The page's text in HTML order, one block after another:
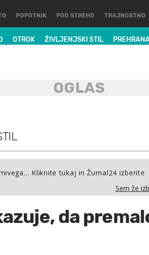
OTROK ŽIVLJENJSKI STIL
POPOTNIK POD STREHO TRAJNOSTNO
Kliknite tukaj in Žurnal24 izberite
Sem že
da